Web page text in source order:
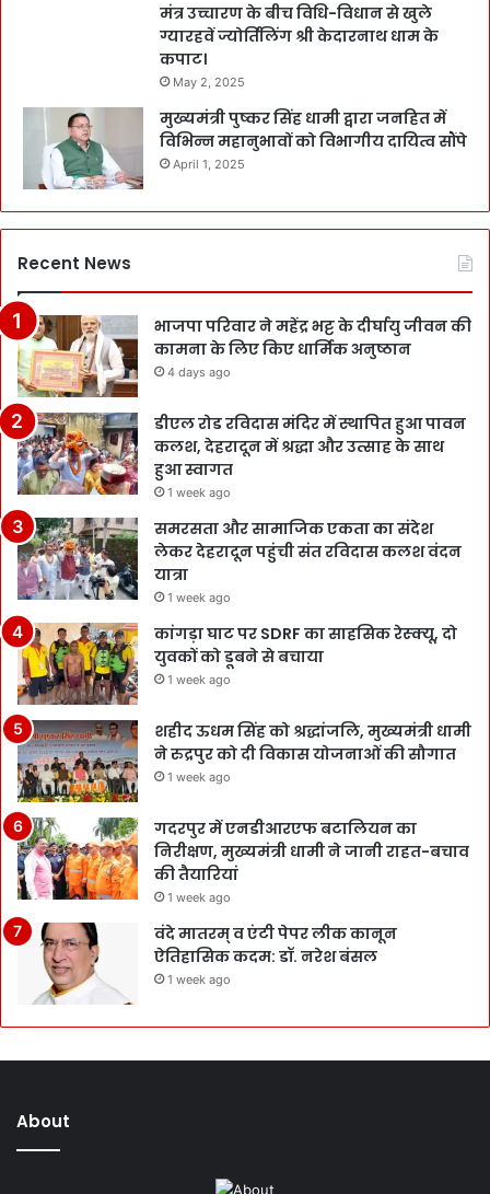
मंत्र उच्चारण के बीच विधि-विधान से खुले
ग्यारहवें ज्योर्तिलिंग श्री केदारनाथ धाम के
कपाट।
May 2, 2025
मुख्यमंत्री पुष्कर सिंह धामी द्वारा जनहित में
विभिन्न महानुभावों को विभागीय दायित्व सौंपे
April 1, 2025
Recent News
भाजपा परिवार ने महेंद्र भट्ट के दीर्घायु जीवन की
कामना के लिए किए धार्मिक अनुष्ठान
4 days ago
डीएल रोड रविदास मंदिर में स्थापित हुआ पावन
कलश, देहरादून में श्रद्धा और उत्साह के साथ
हुआ स्वागत
1 week ago
समरसता और सामाजिक एकता का संदेश
लेकर देहरादून पहुंची संत रविदास कलश वंदन
यात्रा
1 week ago
कांगड़ा घाट पर SDRF का साहसिक रेस्क्यू, दो
युवकों को डूबने से बचाया
1 week ago
शहीद ऊधम सिंह को श्रद्धांजलि, मुख्यमंत्री धामी
ने रुद्रपुर को दी विकास योजनाओं की सौगात
1 week ago
गदरपुर में एनडीआरएफ बटालियन का
निरीक्षण, मुख्यमंत्री धामी ने जानी राहत-बचाव
की तैयारियां
1 week ago
वंदे मातरम् व एंटी पेपर लीक कानून
ऐतिहासिक कदम: डॉ. नरेश बंसल
1 week ago
About